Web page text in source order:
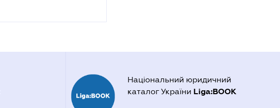
Національний юридичний
каталог України Liga:BOOK